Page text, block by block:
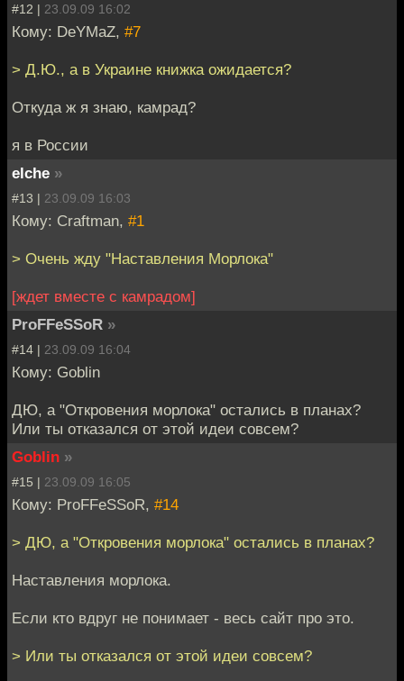
#12 | 23.09.09 16:02
Кому: DeYMaZ, #7
> Д.Ю., а в Украине книжка ожидается?
Откуда ж я знаю, камрад?
я в России
elche »
#13 | 23.09.09 16:03
Кому: Craftman, #1
> Очень жду "Наставления Морлока"
[ждет вместе с камрадом]
ProFFeSSoR »
#14 | 23.09.09 16:04
Кому: Goblin
ДЮ, а "Откровения морлока" остались в планах?
Или ты отказался от этой идеи совсем?
Goblin »
#15 | 23.09.09 16:05
Кому: ProFFeSSoR, #14
> ДЮ, а "Откровения морлока" остались в планах?
Наставления морлока.
Если кто вдруг не понимает - весь сайт про это.
> Или ты отказался от этой идеи совсем?